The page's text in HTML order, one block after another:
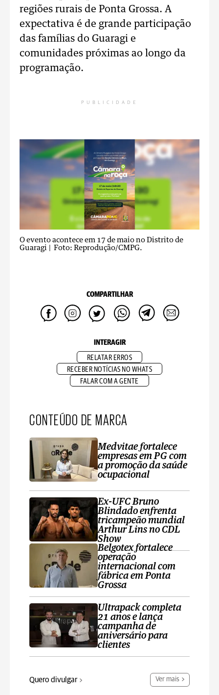
regiões rurais de Ponta Grossa. A
expectativa é de grande participação
das famílias do Guaragi e
comunidades próximas ao longo da
programação.
PUBLICIDADE
O evento acontece em 17 de maio no Distrito de
Guaragi
| Foto: Reprodução/CMPG.
COMPARTILHAR
INTERAGIR
RELATAR ERROS
RECEBER NOTÍCIAS NO WHATS
FALAR COM A GENTE
CONTEÚDO DE MARCA
Medvitae fortalece
empresas em PG com
a promoção da saúde
ocupacional
Ex-UFC Bruno
Blindado enfrenta
tricampeão mundial
Arthur Lins no CDL
Show
Belgotex fortalece
operação
internacional com
fábrica em Ponta
Grossa
Ultrapack completa
21 anos e lança
campanha de
aniversário para
clientes
Quero divulgar Ver mais